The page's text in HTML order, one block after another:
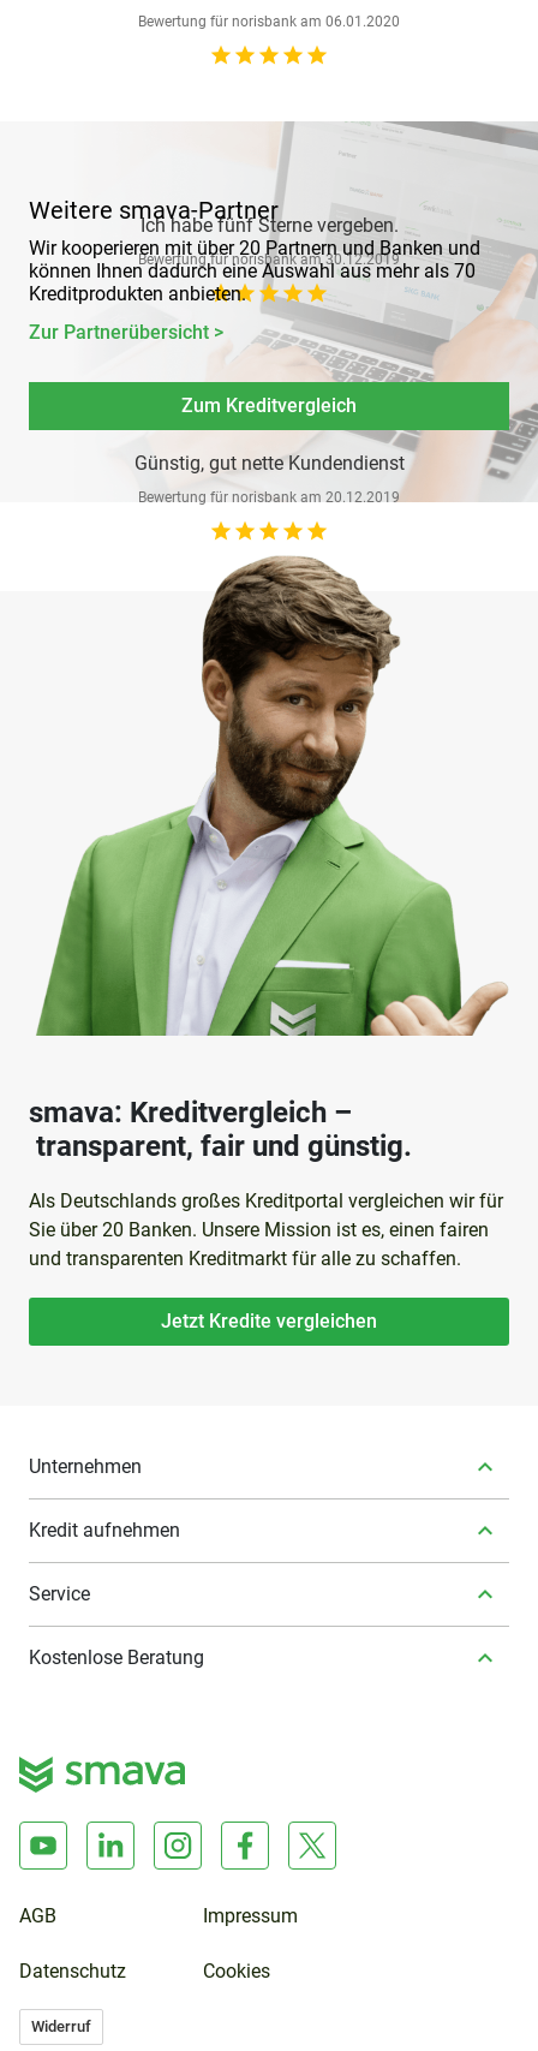
Bewertung für norisbank am 06.01.2020
star_rate
star_rate
star_rate
star_rate
star_rate
Ich habe fünf Sterne vergeben.
Bewertung fürnorisbankam30.12.2019
star_rate
star_rate
star_rate
star_rate
star_rate
Günstig, gut nette Kundendienst
Bewertung für norisbank am 20.12.2019
star_rate
star_rate
star_rate
star_rate
star_rate
Sehr nette und gute Beratung bin sehr zufrieden und
wünsche euch allen schöne Feiertage
Bewertung fürnorisbankam20.12.2019
star_rate
star_rate
star_rate
star_rate
star_rate
Weitere smava-Partner
Wir kooperieren mit über 20 Partnern und Banken und
können Ihnen dadurch eine Auswahl aus mehr als 70
Kreditprodukten anbieten.
Zur Partnerübersicht >
Zum Kreditvergleich
smava: Kreditvergleich –
transparent, fair und günstig.
Als Deutschlands großes Kreditportal vergleichen wir für
Sie über 20 Banken. Unsere Mission ist es, einen fairen
und transparenten Kreditmarkt für alle zu schaffen.
Jetzt Kredite vergleichen
Unternehmen
Kredit aufnehmen
Service
Kostenlose Beratung
AGB Impressum
Datenschutz Cookies
Widerruf